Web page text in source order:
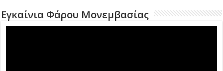
Εγκαίνια Φάρου Μονεμβασίας